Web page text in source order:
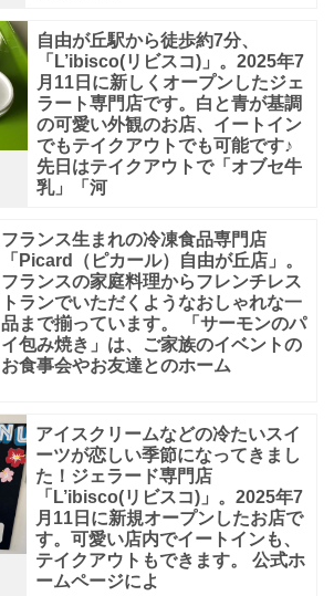
自由が丘駅から徒歩約7分、
「L’ibisco(リビスコ)」。2025年7
月11日に新しくオープンしたジェ
ラート専門店です。白と青が基調
の可愛い外観のお店、イートイン
でもテイクアウトでも可能です♪
先日はテイクアウトで「オブセ牛
乳」「河
フランス生まれの冷凍食品専門店
「Picard（ピカール）自由が丘店」。
フランスの家庭料理からフレンチレス
トランでいただくようなおしゃれな一
品まで揃っています。 「サーモンのパ
イ包み焼き」は、ご家族のイベントの
お食事会やお友達とのホーム
アイスクリームなどの冷たいスイ
ーツが恋しい季節になってきまし
た！ジェラード専門店
「L’ibisco(リビスコ)」。2025年7
月11日に新規オープンしたお店で
す。可愛い店内でイートインも、
テイクアウトもできます。 公式ホ
ームページによ